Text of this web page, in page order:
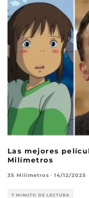
Las mejores
Milímetros
35 Milímetros · 14/12/2025
7 MINUTO DE LECTURA